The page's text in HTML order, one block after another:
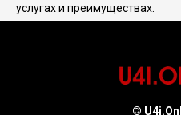
услугах и преимуществах.
©